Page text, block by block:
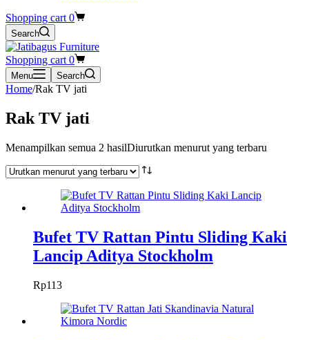
Shopping cart 0
Search
Shopping cart 0
Menu Search
Home/Rak TV jati
Rak TV jati
Menampilkan semua 2 hasilDiurutkan menurut yang terbaru
Bufet TV Rattan Pintu Sliding Kaki
Lancip Aditya Stockholm
Rp113